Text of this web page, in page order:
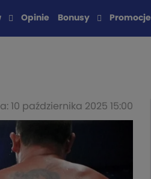
Opinie Bonusy Promocje
10 października 2025 15:00